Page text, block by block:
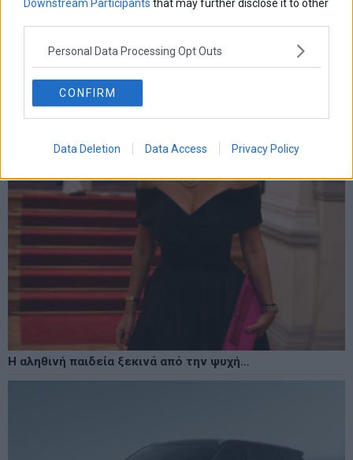
Downstream Participants that may further disclose it to other
Personal Data Processing Opt Outs
CONFIRM
Data Deletion Data Access Privacy Policy
Χρηματιστήριο: Δεύτερη ημέρα πτώσης με τζίρο €320
Η αληθινή παιδεία ξεκινά από την ψυχή…